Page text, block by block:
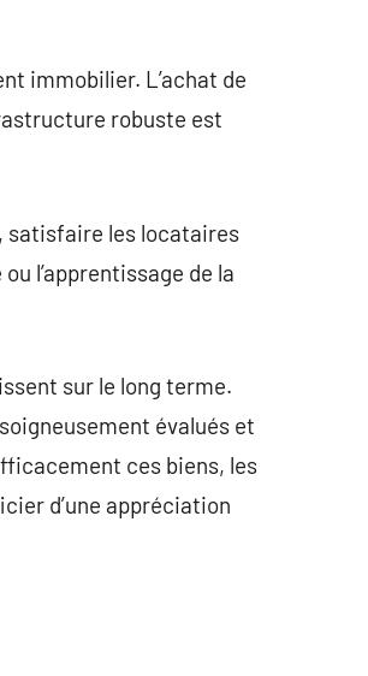
immobilier. L’achat de
robuste est
satisfaire les locataires
l’apprentissage de la
sur le long terme.
évalués et
ces biens, les
d’une appréciation